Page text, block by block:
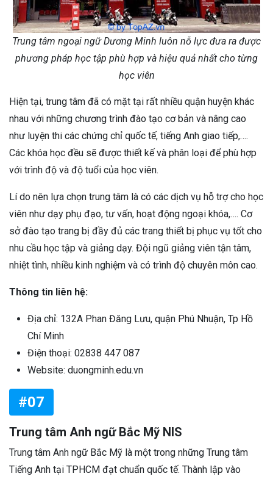
Trung tâm ngoại ngữ Dương Minh luôn nỗ lực đưa ra được
phương pháp học tập phù hợp và hiệu quả nhất cho từng
học viên
Hiện tại, trung tâm đã có mặt tại rất nhiều quận huyện khác
nhau với những chương trình đào tạo cơ bản và nâng cao
như luyện thi các chứng chỉ quốc tế, tiếng Anh giao tiếp,….
Các khóa học đều sẽ được thiết kế và phân loại để phù hợp
với trình độ và độ tuổi của học viên.
Lí do nên lựa chọn trung tâm là có các dịch vụ hỗ trợ cho học
viên như dạy phụ đạo, tư vấn, hoạt động ngoại khóa,…. Cơ
sở đào tạo trang bị đầy đủ các trang thiết bị phục vụ tốt cho
nhu cầu học tập và giảng dạy. Đội ngũ giảng viên tận tâm,
nhiệt tình, nhiều kinh nghiệm và có trình độ chuyên môn cao.
Thông tin liên hệ:
Địa chỉ: 132A Phan Đăng Lưu, quận Phú Nhuận, Tp Hồ
Chí Minh
Điện thoại: 02838 447 087
Website: duongminh.edu.vn
#07
Trung tâm Anh ngữ Bắc Mỹ NIS
Trung tâm Anh ngữ Bắc Mỹ là một trong những Trung tâm
Tiếng Anh tại TPHCM đạt chuẩn quốc tế. Thành lập vào